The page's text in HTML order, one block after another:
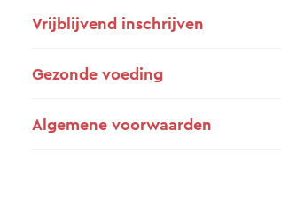
Vrijblijvend inschrijven
Gezonde voeding
Algemene voorwaarden